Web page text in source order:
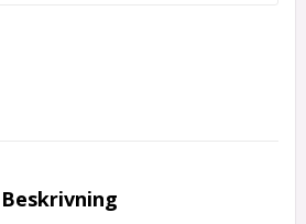
Beskrivning